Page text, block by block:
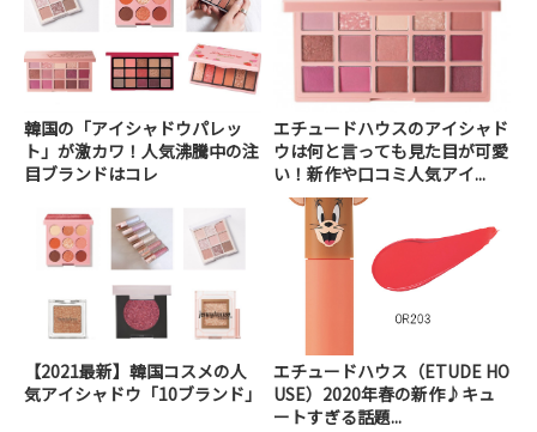
韓国の「アイシャドウパレッ
ト」が激カワ！人気沸騰中の注
目ブランドはコレ
エチュードハウスのアイシャド
ウは何と言っても見た目が可愛
い！新作や口コミ人気アイ...
【2021最新】韓国コスメの人
気アイシャドウ「10ブランド」
エチュードハウス（ETUDE HO
USE）2020年春の新作♪キュ
ートすぎる話題...